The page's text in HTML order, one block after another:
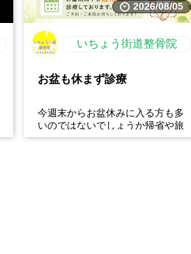
2026/08/05
いちょう街道整骨院
お盆も休まず診療
今週末からお盆休みに入る方も多
いのではないでしょうか帰省や旅
行、長時間の運転などで、肩こ